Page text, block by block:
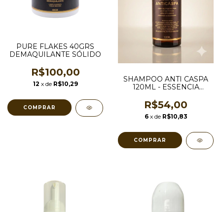
PURE FLAKES 40GRS
DEMAQUILANTE SÓLIDO
R$100,00
12 x de R$10,29
SHAMPOO ANTI CASPA
120ML - ESSENCIA
R$54,00
6 x de R$10,83
COMPRAR